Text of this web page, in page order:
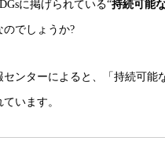
に掲げられている“持続可能
のでしょうか?
センターによると、「持続可能
います。